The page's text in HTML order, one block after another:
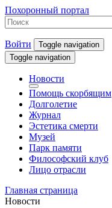
Похоронный портал
Войти
Toggle navigation
Toggle navigation
Новости
Помощь скорбящим
Долголетие
Журнал
Эстетика смерти
Музей
Парк памяти
Философский клуб
Лицо отрасли
Главная страница
Новости